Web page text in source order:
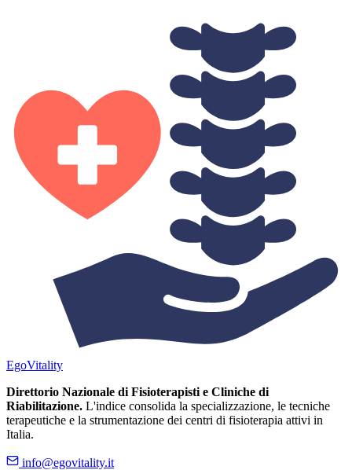
EgoVitality
Direttorio Nazionale di Fisioterapisti e Cliniche di
Riabilitazione. L'indice consolida la specializzazione, le tecniche
terapeutiche e la strumentazione dei centri di fisioterapia attivi in
Italia.
info@egovitality.it